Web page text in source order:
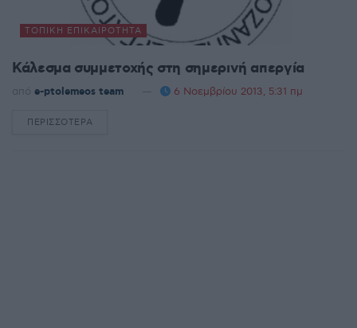
ΤΟΠΙΚΉ ΕΠΙΚΑΙΡΌΤΗΤΑ
Κάλεσμα συμμετοχής στη σημερινή απεργία
από e-ptolemeos team 6 Νοεμβρίου 2013, 5:31 πμ
ΠΕΡΙΣΣΌΤΕΡΑ